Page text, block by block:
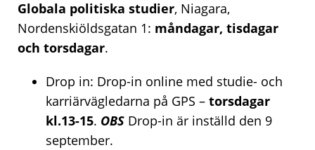
Globala politiska studier, Niagara,
Nordenskiöldsgatan 1: måndagar, tisdagar
och torsdagar.
Drop in: Drop-in online med studie- och
karriärvägledarna på GPS – torsdagar
kl.13-15. OBS Drop-in är inställd den 9
september.